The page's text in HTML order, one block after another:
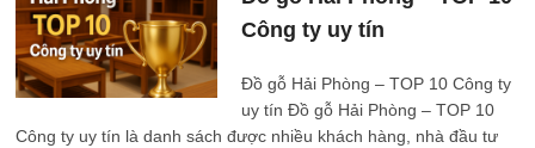
–
TOP
10
Công
ty
tín
Công ty uy tín
Đồ gỗ Hải Phòng – TOP 10 Công ty
uy tín Đồ gỗ Hải Phòng – TOP 10
Công ty uy tín là danh sách được nhiều khách hàng, nhà đầu tư